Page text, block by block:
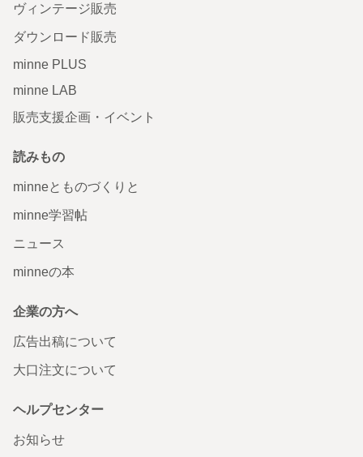
ヴィンテージ販売
ダウンロード販売
minne PLUS
minne LAB
販売支援企画・イベント
読みもの
minneとものづくりと
minne学習帖
ニュース
minneの本
企業の方へ
広告出稿について
大口注文について
ヘルプセンター
お知らせ